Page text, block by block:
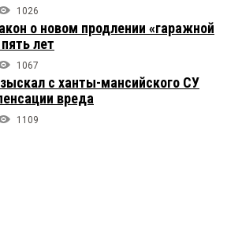
1026
о новом продлении «гаражной
лет
1067
с ханты-мансийского СУ
вреда
1109